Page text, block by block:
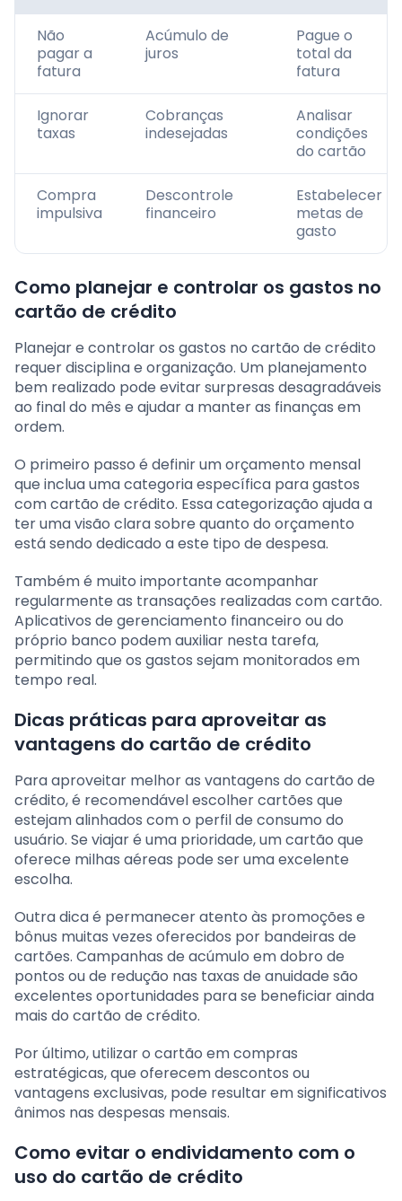
Não
pagar a
fatura
Acúmulo de
juros
Pague o
total da
fatura
Ignorar
taxas
Cobranças
indesejadas
Analisar
condições
do cartão
Compra
impulsiva
Descontrole
financeiro
Estabelecer
metas de
gasto
Como planejar e controlar os gastos no
cartão de crédito
Planejar e controlar os gastos no cartão de crédito
requer disciplina e organização. Um planejamento
bem realizado pode evitar surpresas desagradáveis
ao final do mês e ajudar a manter as finanças em
ordem.
O primeiro passo é definir um orçamento mensal
que inclua uma categoria específica para gastos
com cartão de crédito. Essa categorização ajuda a
ter uma visão clara sobre quanto do orçamento
está sendo dedicado a este tipo de despesa.
Também é muito importante acompanhar
regularmente as transações realizadas com cartão.
Aplicativos de gerenciamento financeiro ou do
próprio banco podem auxiliar nesta tarefa,
permitindo que os gastos sejam monitorados em
tempo real.
Dicas práticas para aproveitar as
vantagens do cartão de crédito
Para aproveitar melhor as vantagens do cartão de
crédito, é recomendável escolher cartões que
estejam alinhados com o perfil de consumo do
usuário. Se viajar é uma prioridade, um cartão que
oferece milhas aéreas pode ser uma excelente
escolha.
Outra dica é permanecer atento às promoções e
bônus muitas vezes oferecidos por bandeiras de
cartões. Campanhas de acúmulo em dobro de
pontos ou de redução nas taxas de anuidade são
excelentes oportunidades para se beneficiar ainda
mais do cartão de crédito.
Por último, utilizar o cartão em compras
estratégicas, que oferecem descontos ou
vantagens exclusivas, pode resultar em significativos
ânimos nas despesas mensais.
Como evitar o endividamento com o
uso do cartão de crédito